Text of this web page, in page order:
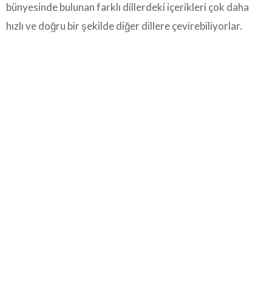
bünyesinde bulunan farklı dillerdeki içerikleri çok daha
hızlı ve doğru bir şekilde diğer dillere çevirebiliyorlar.